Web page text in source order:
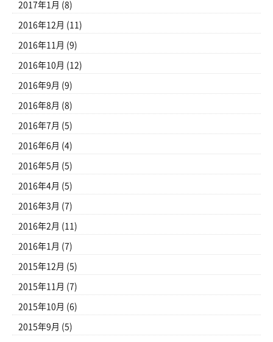
2017年1月 (8)
2016年12月 (11)
2016年11月 (9)
2016年10月 (12)
2016年9月 (9)
2016年8月 (8)
2016年7月 (5)
2016年6月 (4)
2016年5月 (5)
2016年4月 (5)
2016年3月 (7)
2016年2月 (11)
2016年1月 (7)
2015年12月 (5)
2015年11月 (7)
2015年10月 (6)
2015年9月 (5)